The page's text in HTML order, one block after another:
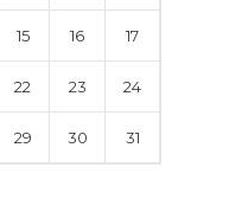
15 16 17
22 23 24
29 30 31